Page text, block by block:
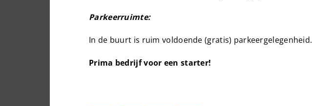
Parkeerruimte:
In de buurt is ruim voldoende (gratis) parkeergelegenheid.
Prima bedrijf voor een starter!